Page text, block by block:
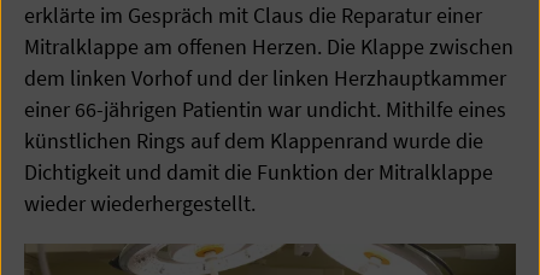
erklärte im Gespräch mit Claus die Reparatur einer
Mitralklappe am offenen Herzen. Die Klappe zwischen
dem linken Vorhof und der linken Herzhauptkammer
einer 66-jährigen Patientin war undicht. Mithilfe eines
künstlichen Rings auf dem Klappenrand wurde die
Dichtigkeit und damit die Funktion der Mitralklappe
wieder wiederhergestellt.